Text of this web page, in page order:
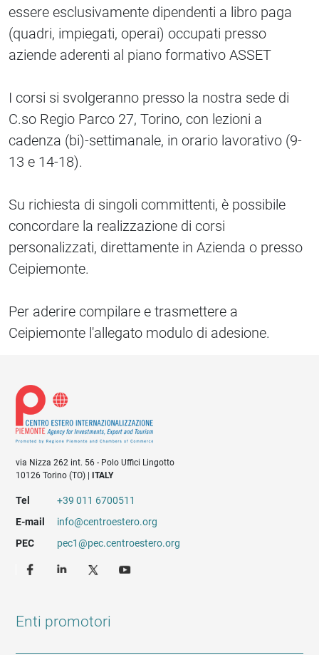
essere esclusivamente dipendenti a libro paga
(quadri, impiegati, operai) occupati presso
aziende aderenti al piano formativo ASSET
I corsi si svolgeranno presso la nostra sede di
C.so Regio Parco 27, Torino, con lezioni a
cadenza (bi)-settimanale, in orario lavorativo (9-
13 e 14-18).
Su richiesta di singoli committenti, è possibile
concordare la realizzazione di corsi
personalizzati, direttamente in Azienda o presso
Ceipiemonte.
Per aderire compilare e trasmettere a
Ceipiemonte l'allegato modulo di adesione.
via Nizza 262 int. 56 - Polo Uffici Lingotto
10126 Torino (TO) |
ITALY
Tel
+39 011 6700511
E-mail
info@centroestero.org
PEC
pec1@pec.centroestero.org
Enti promotori